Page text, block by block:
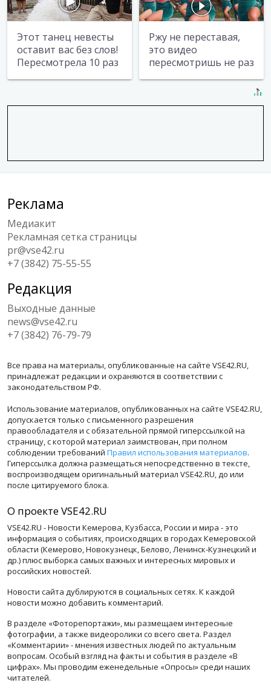
Этот танец невесты
оставит вас без слов!
Пересмотрела 10 раз
Ржу не переставая,
это видео
пересмотришь не раз
Реклама
Медиакит
Рекламная сетка страницы
pr@vse42.ru
+7 (3842) 75-55-55
Редакция
Выходные данные
news@vse42.ru
+7 (3842) 76-79-79
Все права на материалы, опубликованные на сайте VSE42.RU,
принадлежат редакции и охраняются в соответствии с
законодательством РФ.
Использование материалов, опубликованных на сайте VSE42.RU,
допускается только с письменного разрешения
правообладателя и с обязательной прямой гиперссылкой на
страницу, с которой материал заимствован, при полном
соблюдении требований Правил использования материалов.
Гиперссылка должна размещаться непосредственно в тексте,
воспроизводящем оригинальный материал VSE42.RU, до или
после цитируемого блока.
О проекте VSE42.RU
VSE42.RU - Новости Кемерова, Кузбасса, России и мира - это
информация о событиях, происходящих в городах Кемеровской
области (Кемерово, Новокузнецк, Белово, Ленинск-Кузнецкий и
др.) плюс выборка самых важных и интересных мировых и
российских новостей.
Новости сайта дублируются в социальных сетях. К каждой
новости можно добавить комментарий.
В разделе «Фоторепортажи», мы размещаем интересные
фотографии, а также видеоролики со всего света. Раздел
«Комментарии» - мнения известных людей по актуальным
вопросам. Особый взгляд на факты и события в разделе «В
цифрах». Мы проводим еженедельные «Опросы» среди наших
читателей.